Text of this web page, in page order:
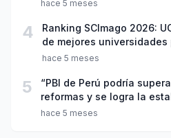
hace 5 meses
4
Ranking SCImago 2026:
de mejores universidades
hace 5 meses
5
“PBI de Perú podría
reformas y se logra la
hace 5 meses